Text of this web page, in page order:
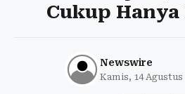
Cukup
Newswire
Kamis, 14 Agustus